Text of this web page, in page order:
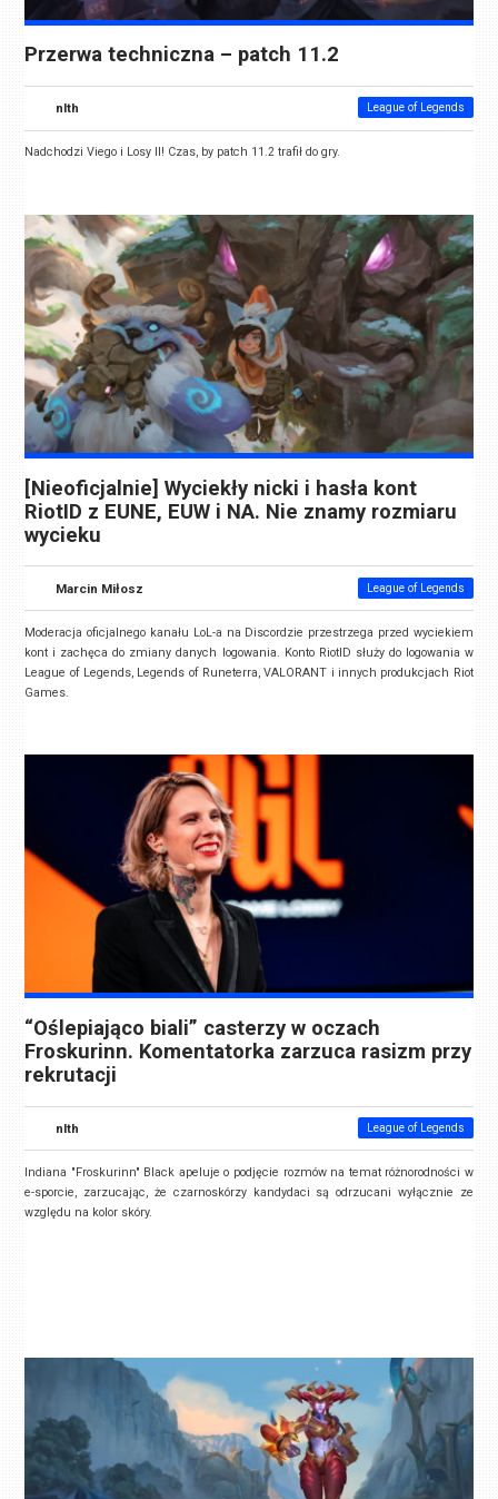
Przerwa techniczna – patch 11.2
nlth League of Legends
Nadchodzi Viego i Losy II! Czas, by patch 11.2 trafił do gry.
[Nieoficjalnie] Wyciekły nicki i hasła kont
RiotID z EUNE, EUW i NA. Nie znamy rozmiaru
wycieku
Marcin Miłosz League of Legends
Moderacja oficjalnego kanału LoL-a na Discordzie przestrzega przed wyciekiem
kont i zachęca do zmiany danych logowania. Konto RiotID służy do logowania w
League of Legends, Legends of Runeterra, VALORANT i innych produkcjach Riot
Games.
“Oślepiająco biali” casterzy w oczach
Froskurinn. Komentatorka zarzuca rasizm przy
rekrutacji
nlth League of Legends
Indiana "Froskurinn" Black apeluje o podjęcie rozmów na temat różnorodności w
e-sporcie, zarzucając, że czarnoskórzy kandydaci są odrzucani wyłącznie ze
względu na kolor skóry.